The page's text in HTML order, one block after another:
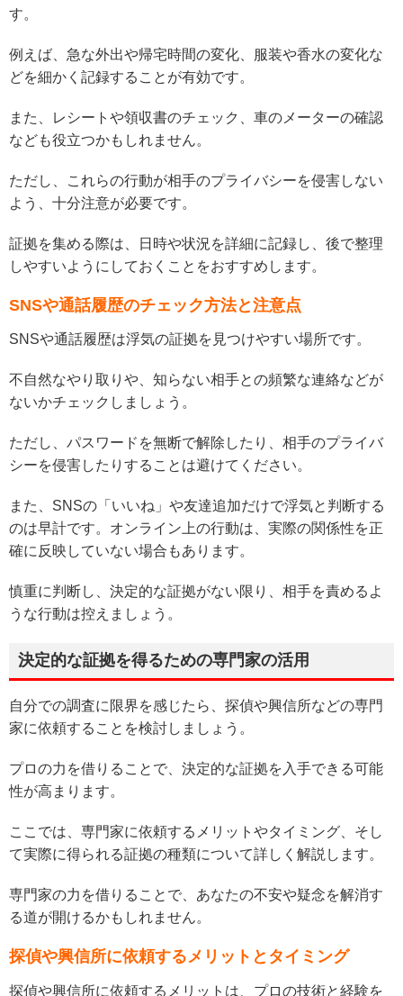
す。
例えば、急な外出や帰宅時間の変化、服装や香水の変化な
どを細かく記録することが有効です。
また、レシートや領収書のチェック、車のメーターの確認
なども役立つかもしれません。
ただし、これらの行動が相手のプライバシーを侵害しない
よう、十分注意が必要です。
証拠を集める際は、日時や状況を詳細に記録し、後で整理
しやすいようにしておくことをおすすめします。
SNSや通話履歴のチェック方法と注意点
SNSや通話履歴は浮気の証拠を見つけやすい場所です。
不自然なやり取りや、知らない相手との頻繁な連絡などが
ないかチェックしましょう。
ただし、パスワードを無断で解除したり、相手のプライバ
シーを侵害したりすることは避けてください。
また、SNSの「いいね」や友達追加だけで浮気と判断する
のは早計です。オンライン上の行動は、実際の関係性を正
確に反映していない場合もあります。
慎重に判断し、決定的な証拠がない限り、相手を責めるよ
うな行動は控えましょう。
決定的な証拠を得るための専門家の活用
自分での調査に限界を感じたら、探偵や興信所などの専門
家に依頼することを検討しましょう。
プロの力を借りることで、決定的な証拠を入手できる可能
性が高まります。
ここでは、専門家に依頼するメリットやタイミング、そし
て実際に得られる証拠の種類について詳しく解説します。
専門家の力を借りることで、あなたの不安や疑念を解消す
る道が開けるかもしれません。
探偵や興信所に依頼するメリットとタイミング
探偵や興信所に依頼するメリットは、プロの技術と経験を